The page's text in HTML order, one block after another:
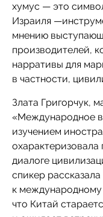
хумус — это
Израиля
мнению
производителей,
нарративы для
в частности,
Злата Григорчук,
«Международное
изучением
диалоге
спикер
к
что Китай